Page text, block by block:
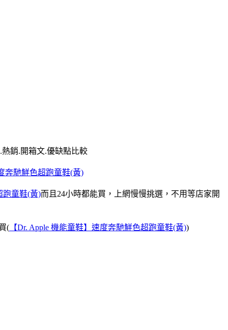
銷.開箱文.優缺點比較
奔馳鮮色超跑童鞋(黃)
跑童鞋(黃)而且24小時都能買，上網慢慢挑選，不用等店家開
( 【Dr. Apple 機能童鞋】速度奔馳鮮色超跑童鞋(黃))